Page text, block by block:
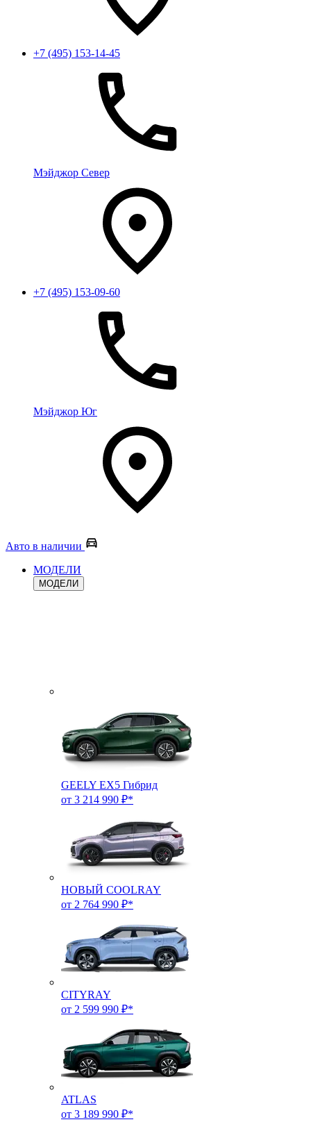
+7 (495) 153-14-45
Мэйджор Север
+7 (495) 153-09-60
Мэйджор Юг
Авто в наличии
МОДЕЛИ
МОДЕЛИ
GEELY EX5 Гибрид
от 3 214 990 ₽*
НОВЫЙ COOLRAY
от 2 764 990 ₽*
CITYRAY
от 2 599 990 ₽*
ATLAS
от 3 189 990 ₽*